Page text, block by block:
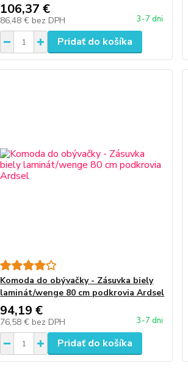
106,37 €
86,48 € bez DPH 3-7 dni
Pridať do košíka
Komoda do obývačky - Zásuvka biely
laminát/wenge 80 cm podkrovia Ardsel
94,19 €
76,58 € bez DPH 3-7 dni
Pridať do košíka